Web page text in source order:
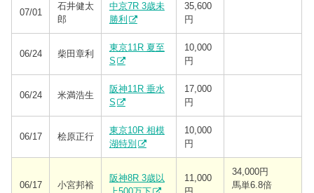
07/01
石井健太
郎
中京7R 3歳未
勝利
35,600
円
06/24 柴田章利
東京11R 夏至
S
10,000
円
06/24 米満浩生
阪神11R 垂水
S
17,000
円
06/17 桧原正行
東京10R 相模
湖特別
10,000
円
06/17 小宮邦裕
阪神8R 3歳以
11,000
34,000円
馬単6.8倍